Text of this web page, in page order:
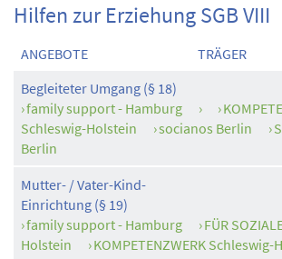
Hilfen zur Erziehung SGB VIII
ANGEBOTE
TRÄGER
Begleiteter Umgang (§ 18)
family support - Hamburg
Schleswig-Holstein
socianos Berlin
Berlin
Mutter- / Vater-Kind-
Einrichtung (§ 19)
family support - Hamburg
FÜR
Holstein
KOMPETENZWERK Schleswig-